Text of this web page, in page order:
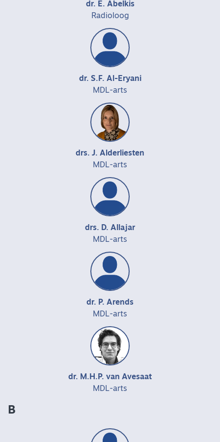
dr. E. Abelkis
Radioloog
dr. S.F. Al-Eryani
MDL-arts
drs. J. Alderliesten
MDL-arts
drs. D. Allajar
MDL-arts
dr. P. Arends
MDL-arts
dr. M.H.P. van Avesaat
MDL-arts
B